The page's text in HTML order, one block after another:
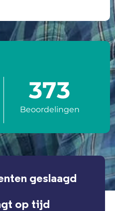
373
Beoordelingen
geslaagd
op tijd